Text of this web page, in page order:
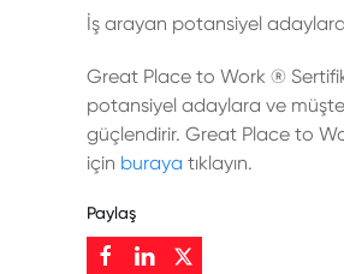
İş arayan potansiyel
Great Place to Work ®
potansiyel adaylara ve
güçlendirir. Great Place to
için buraya tıklayın.
Paylaş